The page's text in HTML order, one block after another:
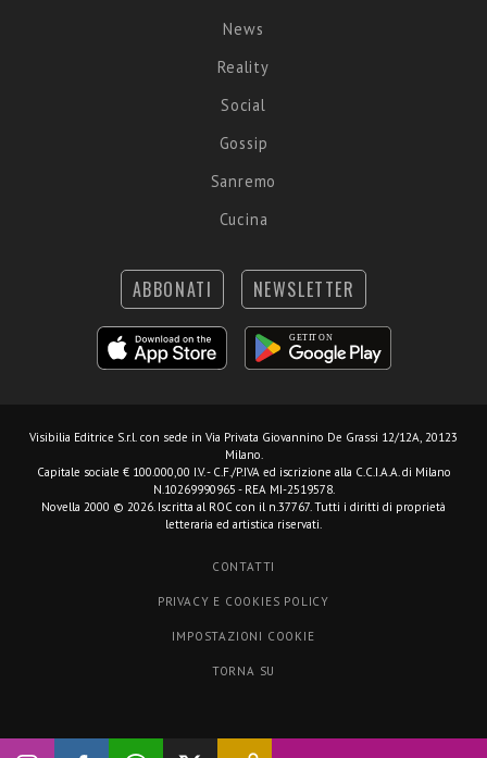
News
Reality
Social
Gossip
Sanremo
Cucina
ABBONATI NEWSLETTER
Visibilia Editrice S.r.l. con sede in Via Privata Giovannino De Grassi 12/12A, 20123
Milano.
Capitale sociale € 100.000,00 I.V. - C.F./P.IVA ed iscrizione alla C.C.I.A.A. di Milano
N.10269990965 - REA MI-2519578.
Novella 2000 © 2026. Iscritta al ROC con il n.37767. Tutti i diritti di proprietà
letteraria ed artistica riservati.
CONTATTI
PRIVACY E COOKIES POLICY
IMPOSTAZIONI COOKIE
TORNA SU